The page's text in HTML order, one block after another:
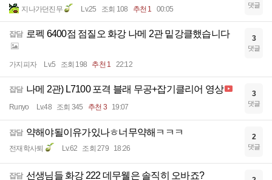
지나가던진무 Lv.25 조회 108 추천 1 00:05 댓글
잡담 로펙 6400점 점질오 화강 나메 2관 밑강클했습니다
가지피자 Lv.5 조회 198 추천 1 22:12
3
댓글
잡담 나메 2관) L7100 포격 블래 무공+잡기클리어 영상
Runyo Lv.48 조회 345 추천 3 19:07
3
댓글
잡담 약해야될이유가있나ㅎ너무약해ㅋㅋㅋ
전재학사퇴 Lv.62 조회 279 18:26
2
댓글
잡담 선생님들 화강 222 데무웰은 솔직히 오바죠?